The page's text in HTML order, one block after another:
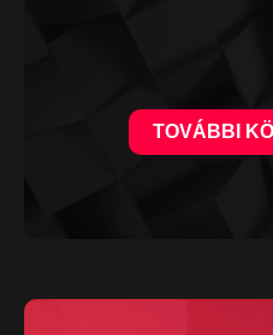
TOVÁBBI